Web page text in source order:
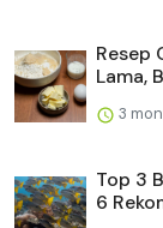
Resep
Lama,
3
Top 3
6